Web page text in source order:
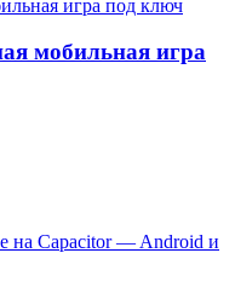
мобильная игра